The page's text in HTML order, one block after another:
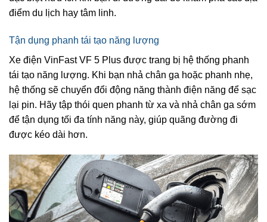
điểm du lịch hay tâm linh.
Tận dụng phanh tái tạo năng lượng
Xe điện VinFast VF 5 Plus được trang bị hệ thống phanh
tái tạo năng lượng. Khi bạn nhả chân ga hoặc phanh nhẹ,
hệ thống sẽ chuyển đổi động năng thành điện năng để sạc
lại pin. Hãy tập thói quen phanh từ xa và nhả chân ga sớm
để tận dụng tối đa tính năng này, giúp quãng đường đi
được kéo dài hơn.